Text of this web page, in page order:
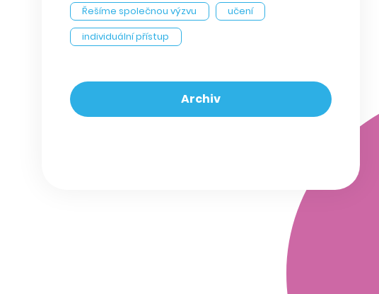
Řešíme společnou výzvu
učení
individuální přístup
Archiv